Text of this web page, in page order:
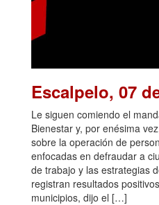
Escalpelo, 07
Le siguen comiendo el
Bienestar y, por enésima
sobre la operación de
enfocadas en defraudar a
de trabajo y las estrategias
registran resultados
municipios, dijo el […]